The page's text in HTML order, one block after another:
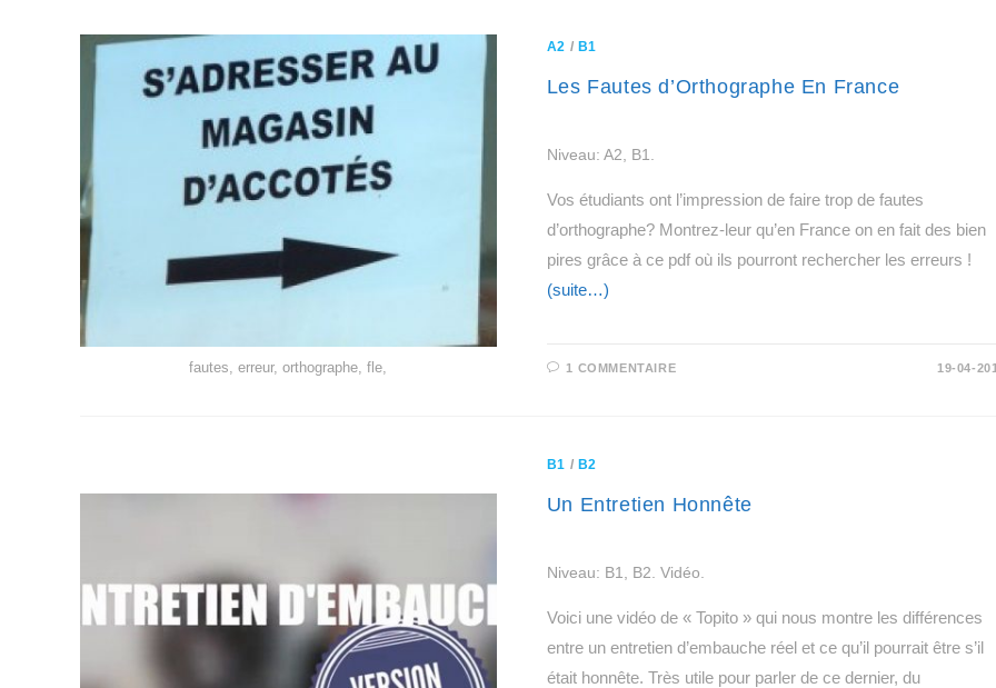
fautes, erreur, orthographe, fle,
A2 / B1
Les Fautes d’Orthographe En France
Niveau: A2, B1.
Vos étudiants ont l’impression de faire trop de fautes
d’orthographe? Montrez-leur qu’en France on en fait des bien
pires grâce à ce pdf où ils pourront rechercher les erreurs !
(suite…)
1 COMMENTAIRE 19-04-
B1 / B2
Un Entretien Honnête
Niveau: B1, B2. Vidéo.
Voici une vidéo de « Topito » qui nous montre les différences
entre un entretien d’embauche réel et ce qu’il pourrait être s’il
était honnête. Très utile pour parler de ce dernier, du